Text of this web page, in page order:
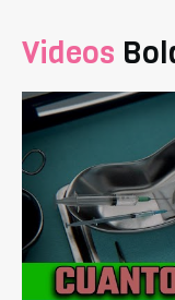
Videos